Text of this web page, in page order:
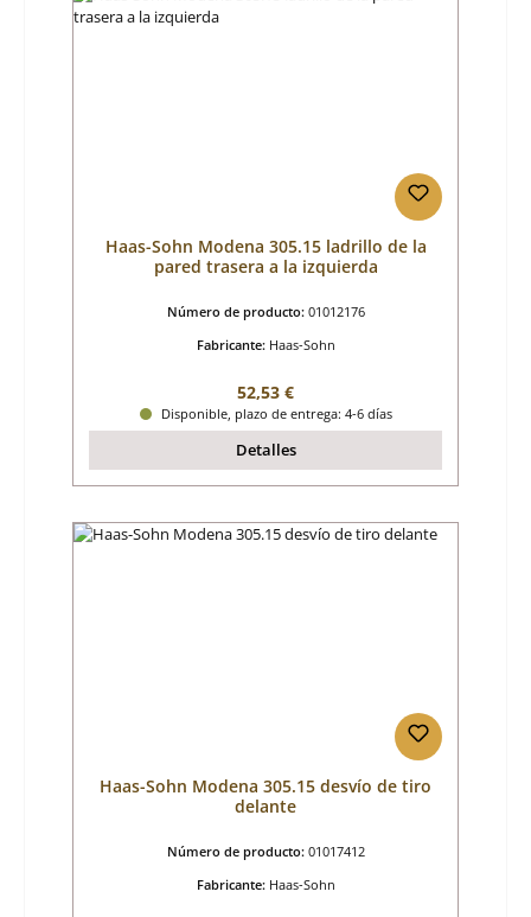
Haas-Sohn Modena 305.15 ladrillo de la
pared trasera a la izquierda
Número de producto: 01012176
Fabricante: Haas-Sohn
Precio normal:
52,53 €
Disponible, plazo de entrega: 4-6 días
Detalles
Haas-Sohn Modena 305.15 desvío de tiro
delante
Número de producto: 01017412
Fabricante: Haas-Sohn